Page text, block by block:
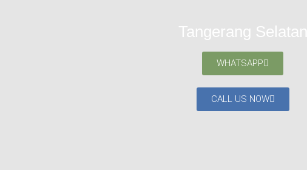
Tangerang Selatan
WHATSAPP
CALL US NOW